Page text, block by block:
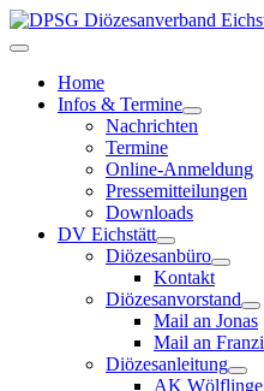
Home
Infos & Termine
Nachrichten
Termine
Online-Anmeldung
Pressemitteilungen
Downloads
DV Eichstätt
Diözesanbüro
Kontakt
Diözesanvorstand
Mail an Jonas
Mail an Franzi
Diözesanleitung
AK Wölflinge